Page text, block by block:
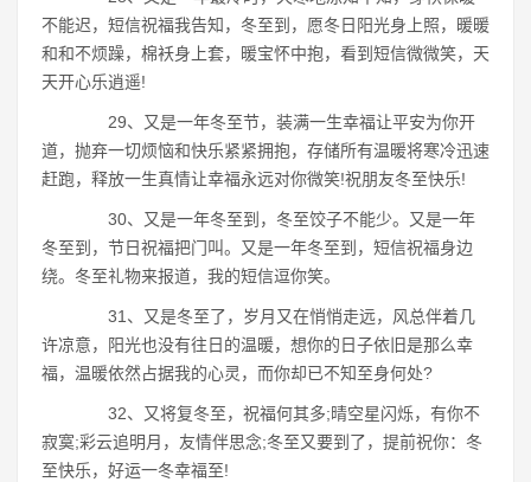
不能迟，短信祝福我告知，冬至到，愿冬日阳光身上照，暖暖
和和不烦躁，棉袄身上套，暖宝怀中抱，看到短信微微笑，天
天开心乐逍遥!
29、又是一年冬至节，装满一生幸福让平安为你开
道，抛弃一切烦恼和快乐紧紧拥抱，存储所有温暖将寒冷迅速
赶跑，释放一生真情让幸福永远对你微笑!祝朋友冬至快乐!
30、又是一年冬至到，冬至饺子不能少。又是一年
冬至到，节日祝福把门叫。又是一年冬至到，短信祝福身边
绕。冬至礼物来报道，我的短信逗你笑。
31、又是冬至了，岁月又在悄悄走远，风总伴着几
许凉意，阳光也没有往日的温暖，想你的日子依旧是那么幸
福，温暖依然占据我的心灵，而你却已不知至身何处?
32、又将复冬至，祝福何其多;晴空星闪烁，有你不
寂寞;彩云追明月，友情伴思念;冬至又要到了，提前祝你：冬
至快乐，好运一冬幸福至!